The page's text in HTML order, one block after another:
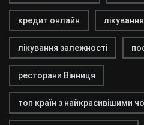
кредит онлайн
лікування залежності
ресторани Вінниця
топ країн з найкрасивішими